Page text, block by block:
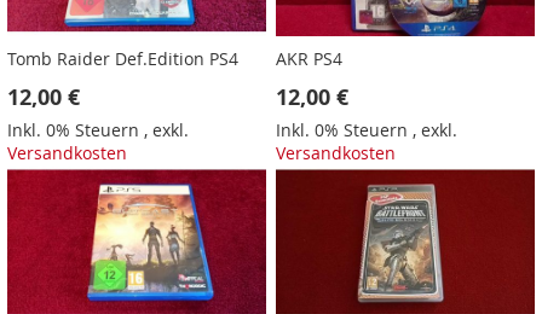
Tomb Raider Def.Edition PS4
12,00 €
Inkl. 0% Steuern , exkl.
Versandkosten
AKR PS4
12,00 €
Inkl. 0% Steuern ,exkl.
Versandkosten